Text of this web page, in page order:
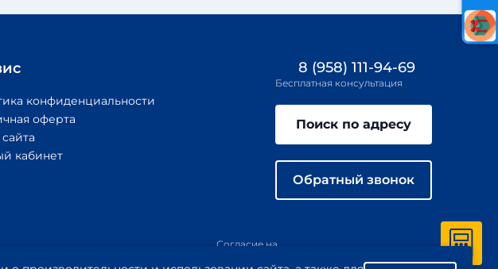
конфиденциальности
оферта
кабинет
8 (958) 111-94-69
Бесплатная консультация
Поиск по адресу
Обратный звонок
Согласие на